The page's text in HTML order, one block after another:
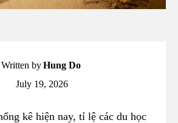
Written byHung Do
July 19, 2026
kê hiện nay, tỉ lệ các du học